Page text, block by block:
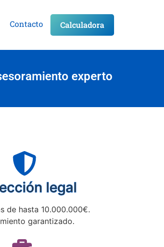
Contacto Calculadora
experto
legal
de hasta 10.000.000€.
garantizado.